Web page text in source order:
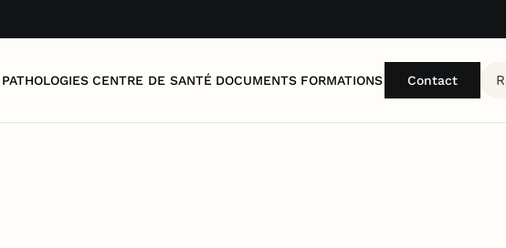
PATHOLOGIES CENTRE DE SANTÉ DOCUMENTS FORMATIONS Contact